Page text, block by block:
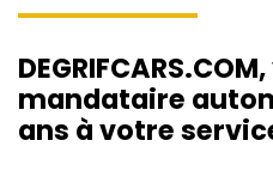
mandataire
ans à votre